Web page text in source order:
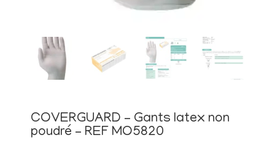
COVERGUARD – Gants latex non
poudré – REF MO5820